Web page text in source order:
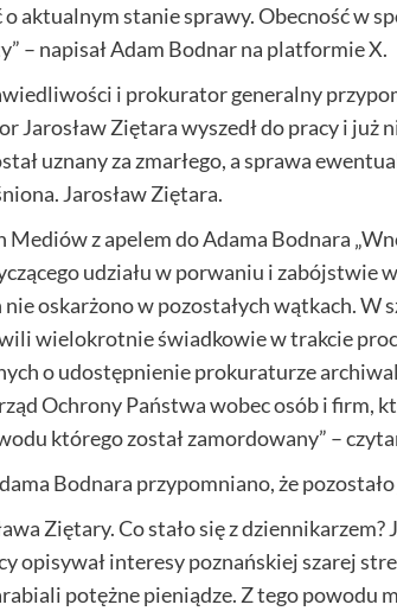
aktualnym stanie sprawy. Obecność w
– napisał Adam Bodnar na platformie X.
i prokurator generalny
Jarosław Ziętara wyszedł do pracy i już
uznany za zmarłego, a sprawa
Jarosław Ziętara.
Mediów z apelem do Adama Bodnara
udziału w porwaniu i zabójstwie
oskarżono w pozostałych wątkach. W
wielokrotnie świadkowie w trakcie
o udostępnienie prokuraturze
Ochrony Państwa wobec osób i firm,
którego został zamordowany” –
Bodnara przypomniano, że
Ziętary. Co stało się z
opisywał interesy poznańskiej szarej
potężne pieniądze. Z tego powodu